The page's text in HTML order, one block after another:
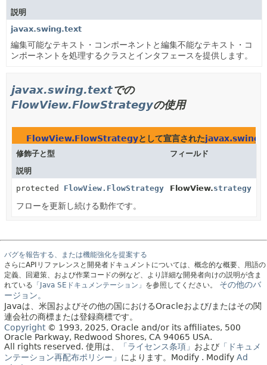
説明
javax.swing.text
編集可能なテキスト・コンポーネントと編集不能なテキスト・コ
ンポーネントを処理するクラスとインタフェースを提供します。
javax.swing.textでの
FlowView.FlowStrategyの使用
FlowView.FlowStrategyとして宣言された
修飾子と型
フィールド
説明
protected FlowView.FlowStrategy FlowView.strategy
フローを更新し続ける動作です。
バグを報告する、または機能強化を提案する
さらにAPIリファレンスと開発者ドキュメントについては、概念的な概要、用語の
定義、回避策、および作業コードの例など、より詳細な開発者向けの説明が含ま
れている 「Java SEドキュメンテーション」 を参照してください。
その他のバ
ージョン。
Javaは、米国およびその他の国におけるOracleおよび/またはその関
連会社の商標または登録商標です。
Copyright© 1993, 2025, Oracle and/or its affiliates, 500
Oracle Parkway, Redwood Shores, CA 94065 USA.
All rights reserved. 使用は、 「ライセンス条項」 および 「ドキュメ
ンテーション再配布ポリシー」 によります。 Modify . Modify Ad